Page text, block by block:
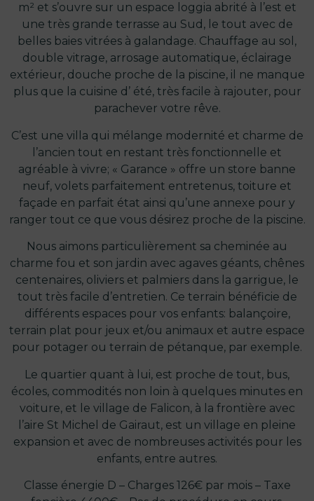
m² et s’ouvre sur un espace loggia abrité à l’est et
une très grande terrasse au Sud, le tout avec de
belles baies vitrées à galandage. Chauffage au sol,
double vitrage, arrosage automatique, éclairage
extérieur, douche proche de la piscine, il ne manque
plus que la cuisine d’ été, très facile à rajouter, pour
parachever votre rêve.
C’est une villa qui mélange modernité et charme de
l’ancien tout en restant très fonctionnelle et
agréable à vivre; « Garance » offre un store banne
neuf, volets parfaitement entretenus, toiture et
façade en parfait état ainsi qu’une annexe pour y
ranger tout ce que vous désirez proche de la piscine.
Nous aimons particulièrement sa cheminée au
charme fou et son jardin avec agaves géants, chênes
centenaires, oliviers et palmiers dans la garrigue, le
tout très facile d’entretien. Ce terrain bénéficie de
différents espaces pour vos enfants: balançoire,
terrain plat pour jeux et/ou animaux et autre espace
pour potager ou terrain de pétanque, par exemple.
Le quartier quant à lui, est proche de tout, bus,
écoles, commodités non loin à quelques minutes en
voiture, et le village de Falicon, à la frontière avec
l’aire St Michel de Gairaut, est un village en pleine
expansion et avec de nombreuses activités pour les
enfants, entre autres.
Classe énergie D – Charges 126€ par mois – Taxe